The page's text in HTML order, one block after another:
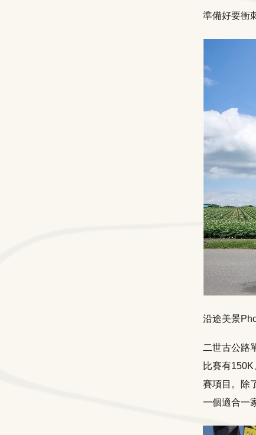
準備好要衝
沿途美景
二世古公路
比賽有
賽項目。除
一個適合一